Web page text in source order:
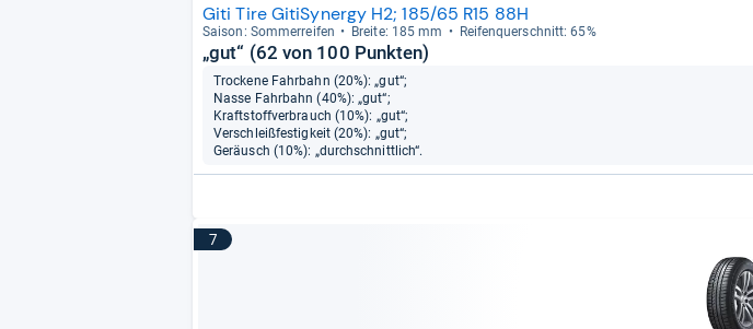
Giti Tire GitiSynergy H2; 185/65 R15 88H
Sai­son: Som­mer­rei­fen Breite: 185 mm Rei­fen­quer­schnitt: 65%
„gut“ (62 von 100 Punkten)
Trockene Fahrbahn (20%): „gut“;
Nasse Fahrbahn (40%): „gut“;
Kraftstoffverbrauch (10%): „gut“;
Verschleißfestigkeit (20%): „gut“;
Geräusch (10%): „durchschnittlich“.
7